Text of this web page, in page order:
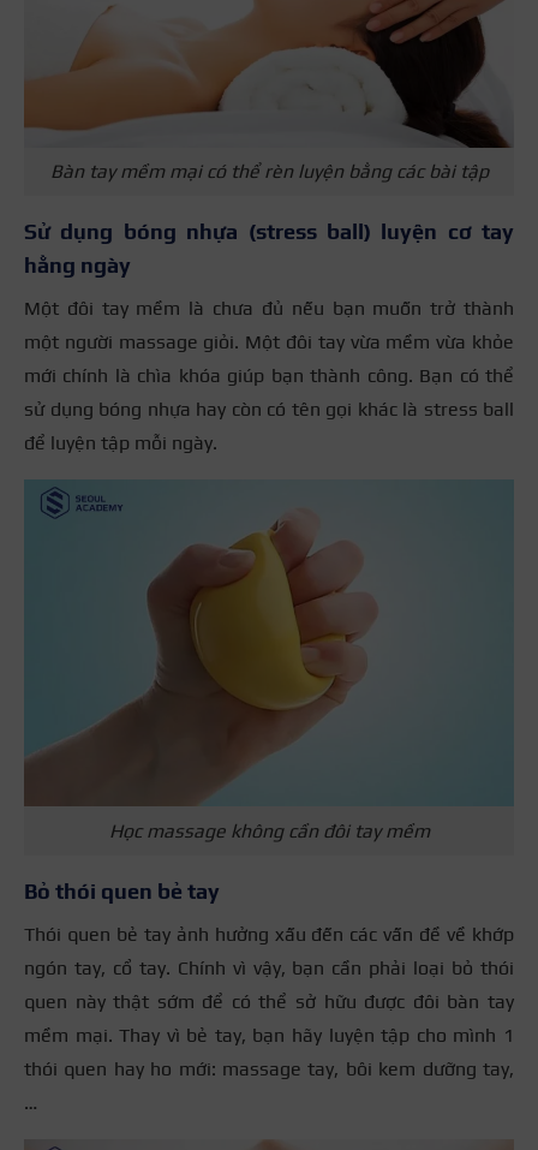
Bàn tay mềm mại có thể rèn luyện bằng các bài tập
Sử dụng bóng nhựa (stress ball) luyện cơ tay
hằng ngày
Một đôi tay mềm là chưa đủ nếu bạn muốn trở thành
một người massage giỏi. Một đôi tay vừa mềm vừa khỏe
mới chính là chìa khóa giúp bạn thành công. Bạn có thể
sử dụng bóng nhựa hay còn có tên gọi khác là stress ball
để luyện tập mỗi ngày.
Học massage không cần đôi tay mềm
Bỏ thói quen bẻ tay
Thói quen bẻ tay ảnh hưởng xấu đến các vấn đề về khớp
ngón tay, cổ tay. Chính vì vậy, bạn cần phải loại bỏ thói
quen này thật sớm để có thể sở hữu được đôi bàn tay
mềm mại. Thay vì bẻ tay, bạn hãy luyện tập cho mình 1
thói quen hay ho mới: massage tay, bôi kem dưỡng tay,
…